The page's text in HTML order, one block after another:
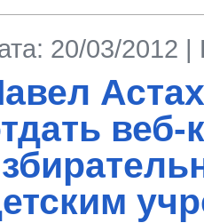
20/03/2012 |